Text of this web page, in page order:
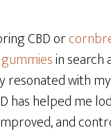
CBD or
in search
resonated with
has helped me
and